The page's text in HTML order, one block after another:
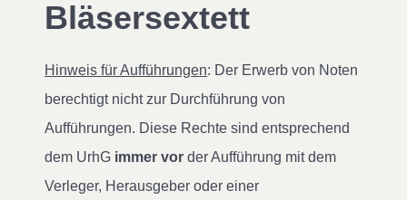
Bläsersextett
Hinweis für Aufführungen: Der Erwerb von Noten
berechtigt nicht zur Durchführung von
Aufführungen. Diese Rechte sind entsprechend
dem UrhG immer vor der Aufführung mit dem
Verleger, Herausgeber oder einer